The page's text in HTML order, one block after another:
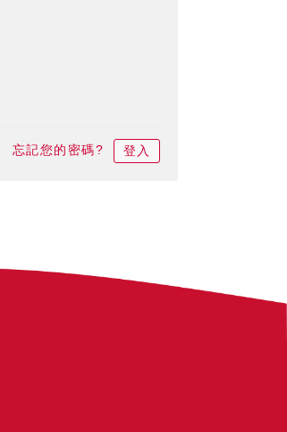
忘記您的密碼? 登入